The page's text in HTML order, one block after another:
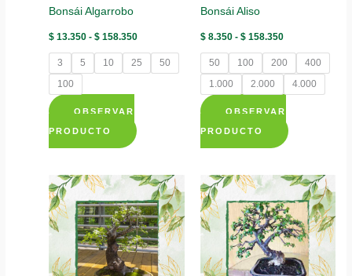
de
producto
producto
Bonsái Algarrobo
$ 13.350 - $ 158.350
precios:
3 5 10 25
50
100
OBSERVAR
PRODUCTO
Este
múltiples
variantes.
Las
opciones
se
Bonsái Aliso
$8.350 - $158.350Rango
precios:
$ 8.350
hasta
$ 158.350
50 100 200
400
1.000
2.000 4.000
OBSERVAR
PRODUCTO
Este
múltiples
variantes.
Las
opciones
se